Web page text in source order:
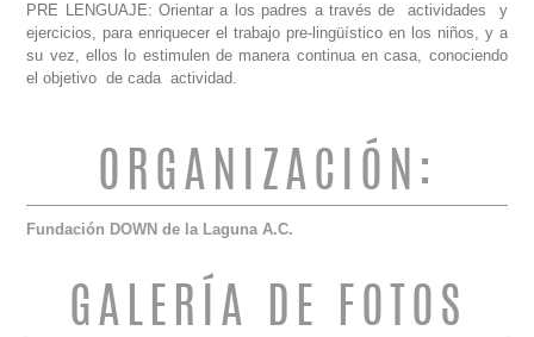
PRE LENGUAJE: Orientar a los padres a través de actividades y
ejercicios, para enriquecer el trabajo pre-lingüístico en los niños, y a
su vez, ellos lo estimulen de manera continua en casa, conociendo
el objetivo de cada actividad.
ORGANIZACIÓN:
Fundación DOWN de la Laguna A.C.
GALERÍA DE FOTOS